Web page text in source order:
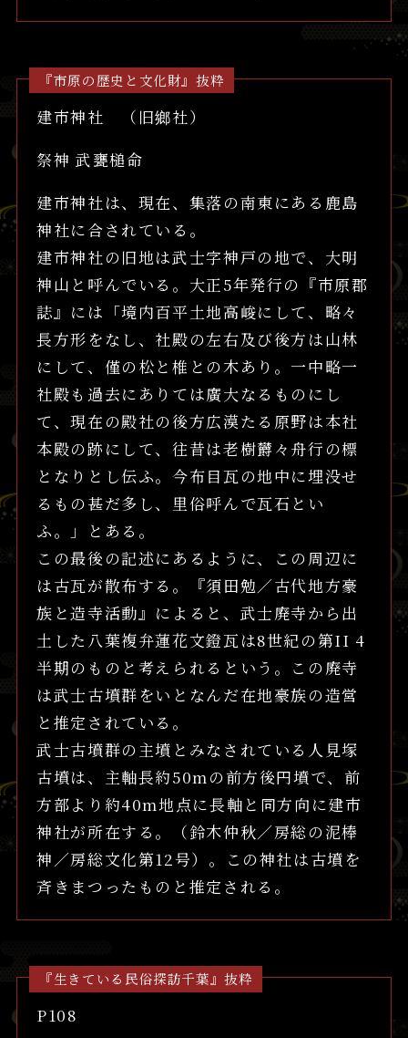
『市原の歴史と文化財』抜粋
建市神社 （旧鄉社）
祭神 武甕槌命
建市神社は、現在、集落の南東にある鹿島
神社に合されている。
建市神社の旧地は武士字神戸の地で、大明
神山と呼んでいる。大正5年発行の『市原郡
誌』には「境内百平土地高峻にして、略々
長方形をなし、社殿の左右及び後方は山林
にして、僅の松と椎との木あり。一中略一
社殿も過去にありては廣大なるものにし
て、現在の殿社の後方広漠たる原野は本社
本殿の跡にして、往昔は老樹欝々舟行の標
となりとし伝ふ。今布目瓦の地中に埋没せ
るもの甚だ多し、里俗呼んで瓦石とい
ふ。」とある。
この最後の記述にあるように、この周辺に
は古瓦が散布する。『須田勉／古代地方豪
族と造寺活動』によると、武士廃寺から出
土した八葉複弁蓮花文鐙瓦は8世紀の第II 4
半期のものと考えられるという。この廃寺
は武士古墳群をいとなんだ在地豪族の造営
と推定されている。
武士古墳群の主墳とみなされている人見塚
古墳は、主軸長約50mの前方後円墳で、前
方部より約40m地点に長軸と同方向に建市
神社が所在する。（鈴木仲秋／房総の泥棒
神／房総文化第12号）。この神社は古墳を
斉きまつったものと推定される。
『生きている民俗探訪千葉』抜粋
P108